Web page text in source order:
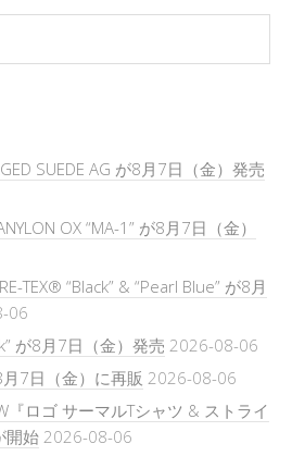
SUEDE AG が8月7日（金）発売
OX “MA-1” が8月7日（金）
TEX® “Black” & “Pearl Blue” が8月
06
が8月7日（金）発売 2026-08-06
7日（金）に再販 2026-08-06
『ロゴ サーマルTシャツ & ストライ
開始 2026-08-06